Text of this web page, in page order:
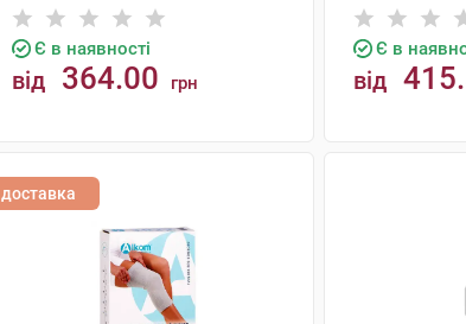
Є в наявності
від 364.00 грн
Є в
від
доставка